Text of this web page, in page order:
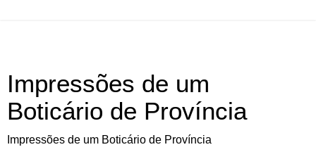
Impressões de um
Boticário de Província
Impressões de um Boticário de Província